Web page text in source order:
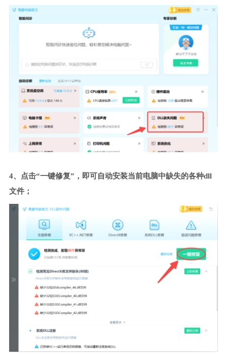
4、点击“一键修复”，即可自动安装当前电脑中缺失的各种dll
文件；